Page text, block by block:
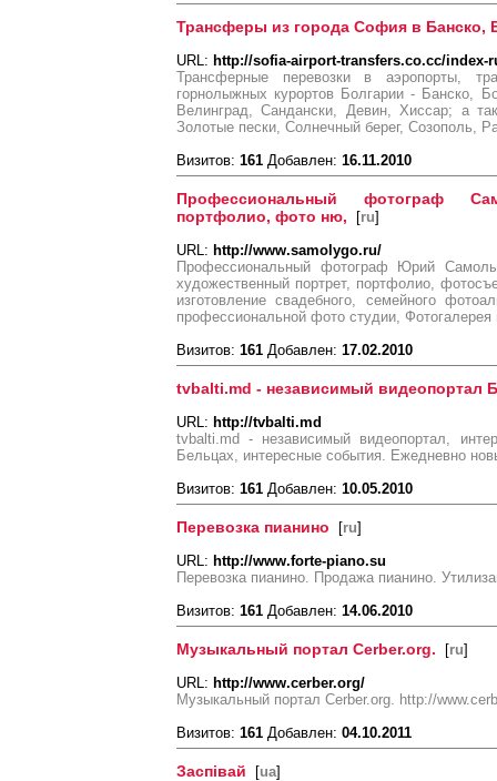
Трансферы из города София в Банско,
URL: http://sofia-airport-transfers.co.cc/index-
Трансферные перевозки в аэропорты,
горнолыжных курортов Болгарии - Банско,
Велинград, Сандански, Девин, Хиссар; а
Золотые пески, Солнечный берег, Созополь,
Визитов: 161 Добавлен: 16.11.2010
Профессиональный фотограф
портфолио, фото ню, [ru]
URL: http://www.samolygo.ru/
Профессиональный фотограф Юрий
художественный портрет, портфолио,
изготовление свадебного, семейного
профессиональной фото студии,
Визитов: 161 Добавлен: 17.02.2010
tvbalti.md - независимый видеопортал
URL: http://tvbalti.md
tvbalti.md - независимый видеопортал,
Бельцах, интересные события. Ежедневно
Визитов: 161 Добавлен: 10.05.2010
Перевозка пианино [ru]
URL: http://www.forte-piano.su
Перевозка пианино. Продажа пианино.
Визитов: 161 Добавлен: 14.06.2010
Музыкальный портал Cerber.org. [ru]
URL: http://www.cerber.org/
Музыкальный портал Cerber.org. http://
Визитов: 161 Добавлен: 04.10.2011
Заспiвай [ua]